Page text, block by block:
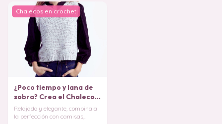
Chalecos en crochet
¿Poco tiempo y lana de
sobra? Crea el Chaleco
Deni en solo un fin de
semana PATRON GRATIS
Relajado y elegante, combina a
la perfección con camisas,